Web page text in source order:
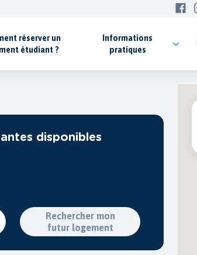
réserver un
étudiant ?
Informations
pratiques
disponibles
Rechercher mon
futur logement